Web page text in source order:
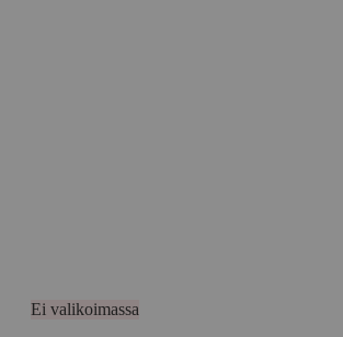
Ei valikoimassa